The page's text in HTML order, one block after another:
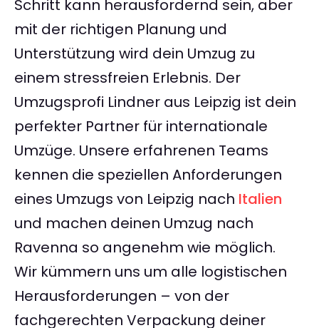
Schritt kann herausfordernd sein, aber
mit der richtigen Planung und
Unterstützung wird dein Umzug zu
einem stressfreien Erlebnis. Der
Umzugsprofi Lindner aus Leipzig ist dein
perfekter Partner für internationale
Umzüge. Unsere erfahrenen Teams
kennen die speziellen Anforderungen
eines Umzugs von Leipzig nach Italien
und machen deinen Umzug nach
Ravenna so angenehm wie möglich.
Wir kümmern uns um alle logistischen
Herausforderungen – von der
fachgerechten Verpackung deiner